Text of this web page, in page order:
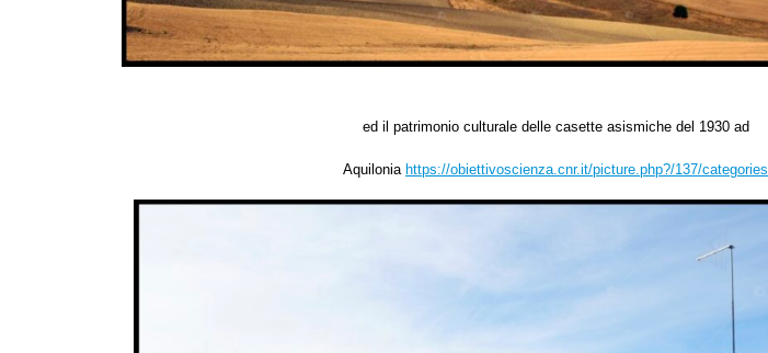
ed il patrimonio culturale delle casette asismiche del 1930 ad
Aquilonia https://obiettivoscienza.cnr.it/picture.php?/137/categories